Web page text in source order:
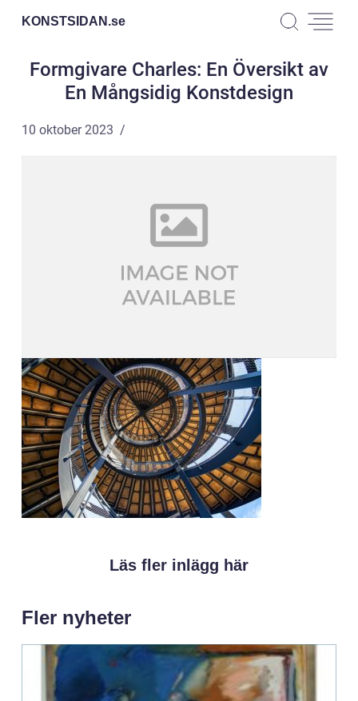
KONSTSIDAN.se
Formgivare Charles: En Översikt av
En Mångsidig Konstdesign
10 oktober 2023
Läs fler inlägg här
Fler nyheter